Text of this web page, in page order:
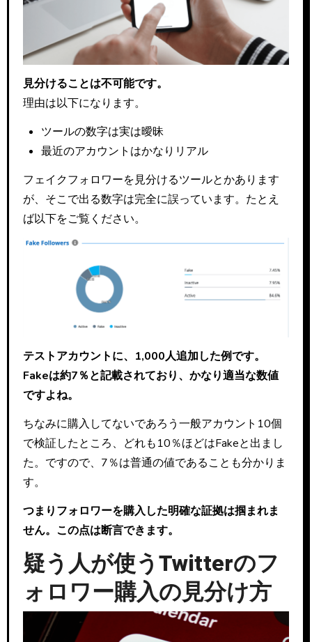
見分けることは不可能です。
理由は以下になります。
ツールの数字は実は曖昧
最近のアカウントはかなりリアル
フェイクフォロワーを見分けるツールとかあります
が、そこで出る数字は完全に誤っています。たとえ
ば以下をご覧ください。
テストアカウントに、1,000人追加した例です。
Fakeは約7％と記載されており、かなり適当な数値
ですよね。
ちなみに購入してないであろう一般アカウント10個
で検証したところ、どれも10％ほどはFakeと出まし
た。ですので、7％は普通の値であることも分かりま
す。
つまりフォロワーを購入した明確な証拠は掴まれま
せん。この点は断言できます。
疑う人が使うTwitterのフ
ォロワー購入の見分け方